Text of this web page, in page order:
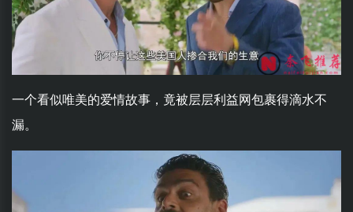
一个看似唯美的爱情故事，竟被层层利益网包裹得滴水不
漏。